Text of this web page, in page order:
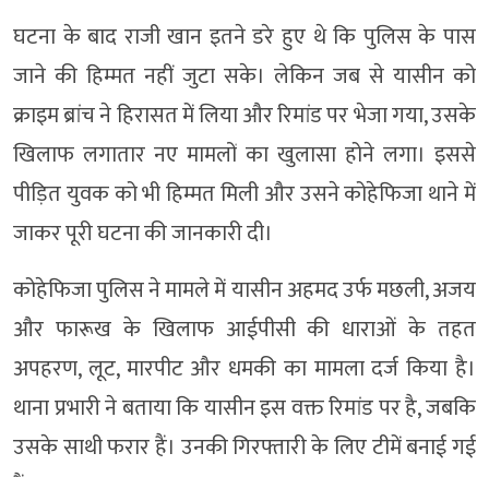
घटना के बाद राजी खान इतने डरे हुए थे कि पुलिस के पास
जाने की हिम्मत नहीं जुटा सके। लेकिन जब से यासीन को
क्राइम ब्रांच ने हिरासत में लिया और रिमांड पर भेजा गया, उसके
खिलाफ लगातार नए मामलों का खुलासा होने लगा। इससे
पीड़ित युवक को भी हिम्मत मिली और उसने कोहेफिजा थाने में
जाकर पूरी घटना की जानकारी दी।
कोहेफिजा पुलिस ने मामले में यासीन अहमद उर्फ मछली, अजय
और फारूख के खिलाफ आईपीसी की धाराओं के तहत
अपहरण, लूट, मारपीट और धमकी का मामला दर्ज किया है।
थाना प्रभारी ने बताया कि यासीन इस वक्त रिमांड पर है, जबकि
उसके साथी फरार हैं। उनकी गिरफ्तारी के लिए टीमें बनाई गई